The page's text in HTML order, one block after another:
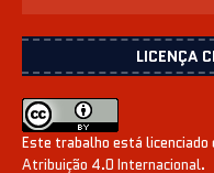
LICENÇA
Este trabalho está licenciado
Atribuição 4.0 Internacional.